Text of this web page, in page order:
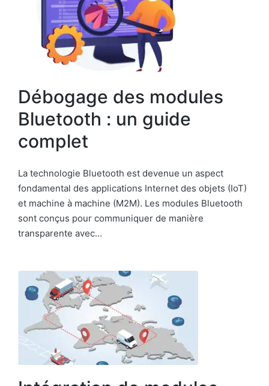
Débogage des modules
Bluetooth : un guide
complet
La technologie Bluetooth est devenue un aspect
fondamental des applications Internet des objets (IoT)
et machine à machine (M2M). Les modules Bluetooth
sont conçus pour communiquer de manière
transparente avec…